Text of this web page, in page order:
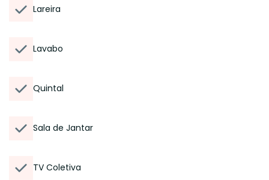
Lareira
Lavabo
Quintal
Sala de Jantar
TV Coletiva